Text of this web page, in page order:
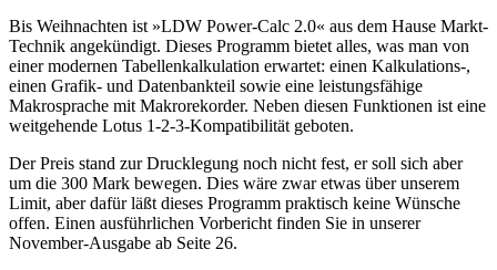
Bis Weihnachten ist »LDW Power-Calc 2.0« aus dem Hause Markt-
Technik angekündigt. Dieses Programm bietet alles, was man von
einer modernen Tabellenkalkulation erwartet: einen Kalkulations-,
einen Grafik- und Datenbankteil sowie eine leistungsfähige
Makrosprache mit Makrorekorder. Neben diesen Funktionen ist eine
weitgehende Lotus 1-2-3-Kompatibilität geboten.
Der Preis stand zur Drucklegung noch nicht fest, er soll sich aber
um die 300 Mark bewegen. Dies wäre zwar etwas über unserem
Limit, aber dafür läßt dieses Programm praktisch keine Wünsche
offen. Einen ausführlichen Vorbericht finden Sie in unserer
November-Ausgabe ab Seite 26.